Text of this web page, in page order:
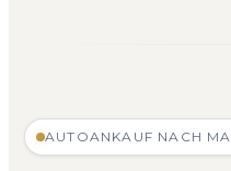
AUTOANKAUF NACH